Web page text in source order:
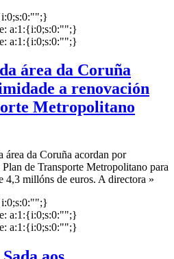
a:1:{i:0;s:0:"";}
a:1:{i:0;s:0:"";}
área da Coruña
a renovación
Metropolitano
área da Coruña acordan por
de Transporte Metropolitano para
4,3 millóns de euros. A directora »
a:1:{i:0;s:0:"";}
a:1:{i:0;s:0:"";}